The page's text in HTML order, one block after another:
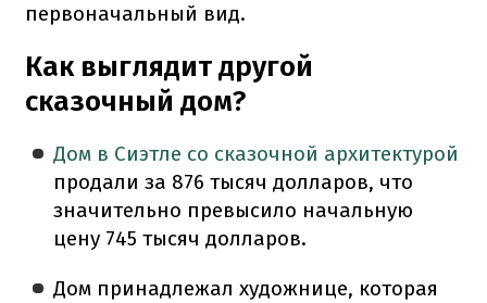
первоначальный вид.
Как выглядит другой
сказочный дом?
Дом в Сиэтле со сказочной архитектурой
продали за 876 тысяч долларов, что
значительно превысило начальную
цену 745 тысяч долларов.
Дом принадлежал художнице, которая